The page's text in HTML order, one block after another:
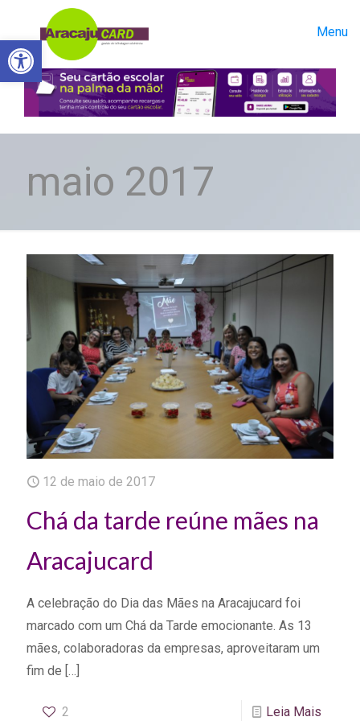
Abrir a barra de ferramentas
Menu
maio 2017
12 de maio de 2017
Chá da tarde reúne mães na
Aracajucard
A celebração do Dia das Mães na Aracajucard foi
marcado com um Chá da Tarde emocionante. As 13
mães, colaboradoras da empresas, aproveitaram um
fim de […]
2 Leia Mais